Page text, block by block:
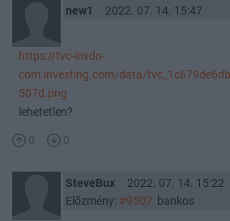
new1 2022. 07. 14. 15:47
https://tvc-invdn-
com.investing.com/data/
507d.png
lehetetlen?
0 0
SteveBux
2022. 07. 14. 15:22
Előzmény: #9507 bankos